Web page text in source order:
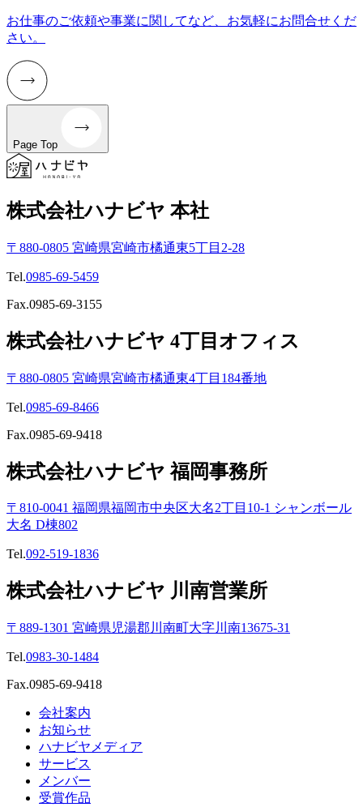
お仕事のご依頼や事業に関してなど、お気軽にお問合せくだ
さい。
Page Top
株式会社ハナビヤ 本社
〒880-0805 宮崎県宮崎市橘通東5丁目2-28
Tel.0985-69-5459
Fax.0985-69-3155
株式会社ハナビヤ 4丁目オフィス
〒880-0805 宮崎県宮崎市橘通東4丁目184番地
Tel.0985-69-8466
Fax.0985-69-9418
株式会社ハナビヤ 福岡事務所
〒810-0041 福岡県福岡市中央区大名2丁目10-1 シャンボール
大名 D棟802
Tel.092-519-1836
株式会社ハナビヤ 川南営業所
〒889-1301 宮崎県児湯郡川南町大字川南13675-31
Tel.0983-30-1484
Fax.0985-69-9418
会社案内
お知らせ
ハナビヤメディア
サービス
メンバー
受賞作品